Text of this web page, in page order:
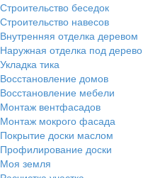
Строительство беседок
Строительство навесов
Внутренняя отделка деревом
Наружная отделка под дерево
Укладка тика
Восстановление домов
Восстановление мебели
Монтаж вентфасадов
Монтаж мокрого фасада
Покрытие доски маслом
Профилирование доски
Моя земля